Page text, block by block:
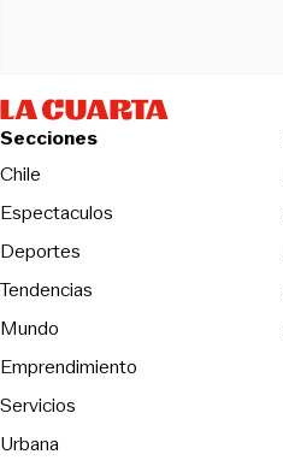
Secciones
Chile
Espectaculos
Deportes
Tendencias
Mundo
Emprendimiento
Servicios
Urbana